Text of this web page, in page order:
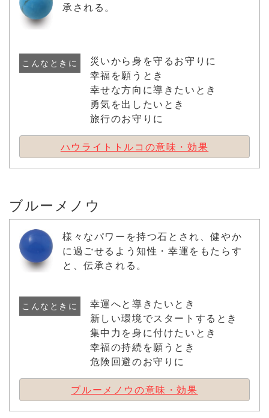
承される。
こんなときに
災いから身を守るお守りに
幸福を願うとき
幸せな方向に導きたいとき
勇気を出したいとき
旅行のお守りに
ハウライトトルコの意味・効果
ブルーメノウ
様々なパワーを持つ石とされ、健やか
に過ごせるよう知性・幸運をもたらす
と、伝承される。
こんなときに
幸運へと導きたいとき
新しい環境でスタートするとき
集中力を身に付けたいとき
幸福の持続を願うとき
危険回避のお守りに
ブルーメノウの意味・効果